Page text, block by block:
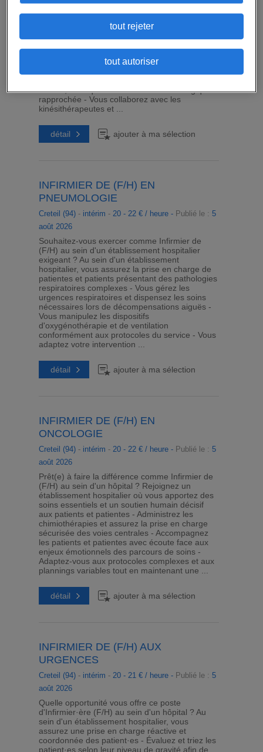
Saisirez-vous l'opportunité d'exercer comme
Infirmier de (F/H) au sein d'un hôpital ? Vous
assurez une prise en charge neurologique
spécialisée au sein d'un établissement
urgences vasculaires, les pathologies
déficits, ainsi qu'une surveillance neurologique
rapprochée - Vous collaborez avec les
kinésithérapeutes et ...
détail ajouter à ma sélection
INFIRMIER DE (F/H) EN
PNEUMOLOGIE
Creteil (94)- intérim - 20 - 22 € / heure - Publié le : 5
août 2026
Souhaitez-vous exercer comme Infirmier de
(F/H) au sein d'un établissement hospitalier
exigeant ? Au sein d'un établissement
hospitalier, vous assurez la prise en charge de
patientes et patients présentant des pathologies
respiratoires complexes - Vous gérez les
urgences respiratoires et dispensez les soins
nécessaires lors de décompensations aiguës -
Vous manipulez les dispositifs
d'oxygénothérapie et de ventilation
conformément aux protocoles du service - Vous
adaptez votre intervention ...
détail ajouter à ma sélection
INFIRMIER DE (F/H) EN
ONCOLOGIE
Creteil (94)- intérim - 20 - 22 € / heure - Publié le : 5
août 2026
Prêt(e) à faire la différence comme Infirmier de
(F/H) au sein d'un hôpital ? Rejoignez un
établissement hospitalier où vous apportez des
soins essentiels et un soutien humain décisif
aux patients et patientes - Administrez les
chimiothérapies et assurez la prise en charge
sécurisée des voies centrales - Accompagnez
les patients et patientes avec écoute face aux
enjeux émotionnels des parcours de soins -
Adaptez-vous aux protocoles complexes et aux
plannings variables tout en maintenant une ...
détail ajouter à ma sélection
INFIRMIER DE (F/H) AUX
URGENCES
Creteil (94)- intérim - 20 - 21 € / heure - Publié le : 5
août 2026
Quelle opportunité vous offre ce poste
d'Infirmier·ère (F/H) au sein d'un hôpital ? Au
sein d'un établissement hospitalier, vous
assurez une prise en charge réactive et
coordonnée des patient·es - Évaluez et triez les
patient·es selon leur niveau de gravité afin de
tout rejeter
tout autoriser